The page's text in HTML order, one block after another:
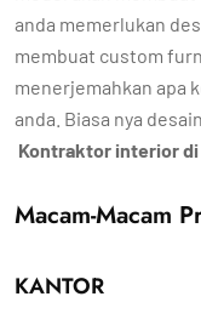
anda memerlukan
membuat custom
menerjemahkan apa
anda. Biasa nya
Kontraktor interior
Macam-Macam
KANTOR